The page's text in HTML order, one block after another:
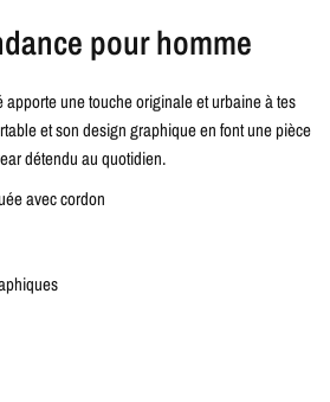
pour homme
une touche originale et urbaine à tes
et son design graphique en font une pièce
détendu au quotidien.
avec cordon